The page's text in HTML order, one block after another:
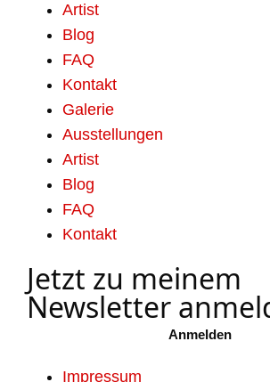
Artist
Blog
FAQ
Kontakt
Galerie
Ausstellungen
Artist
Blog
FAQ
Kontakt
Jetzt zu meinem
Newsletter
Anmelden
Impressum